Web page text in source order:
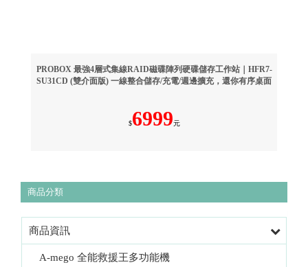
PROBOX 最強4層式集線RAID磁碟陣列硬碟儲存工作站｜HFR7-
SU31CD (雙介面版) 一線整合儲存/充電/週邊擴充，還你有序桌面
$6999元
商品分類
商品資訊
A-mego 全能救援王多功能機